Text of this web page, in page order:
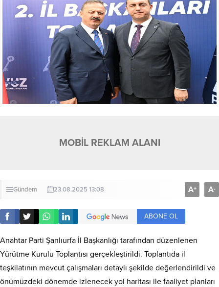
MOBİL REKLAM ALANI
Gündem 23.08.2025 13:08 A+ A-
ABONE OL
Anahtar Parti Şanlıurfa İl Başkanlığı tarafından düzenlenen
Yürütme Kurulu Toplantısı gerçekleştirildi. Toplantıda il
teşkilatının mevcut çalışmaları detaylı şekilde değerlendirildi ve
önümüzdeki dönemde izlenecek yol haritası ile faaliyet planları